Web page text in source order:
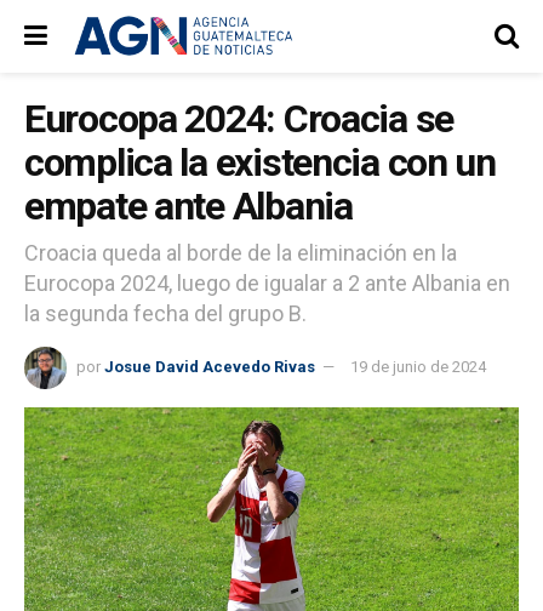
Eurocopa 2024: Croacia se
complica la existencia con un
empate ante Albania
Croacia queda al borde de la eliminación en la
Eurocopa 2024, luego de igualar a 2 ante Albania en
la segunda fecha del grupo B.
por Josue David Acevedo Rivas 19 de junio de 2024